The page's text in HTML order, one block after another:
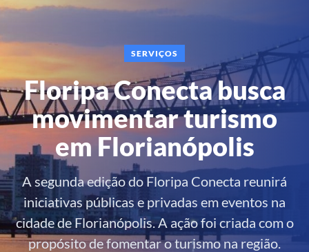
SERVIÇOS
Floripa Conecta busca
movimentar turismo
em Florianópolis
A segunda edição do Floripa Conecta reunirá
iniciativas públicas e privadas em eventos na
cidade de Florianópolis. A ação foi criada com o
propósito de fomentar o turismo na região.